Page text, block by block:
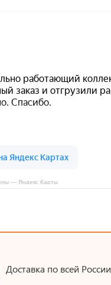
— Яндекс Карты
Доставка по всей России